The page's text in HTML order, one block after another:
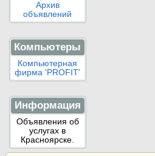
Архив
объявлений
Компьютеры
Компьютерная
фирма 'PROFIT'
Информация
Объявления об
услугах в
Красноярске.